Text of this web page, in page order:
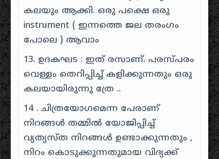
കലയും ആക്കി. ഒരു പക്ഷെ ഒരു
instrument ( ഇന്നത്തെ ജല തരംഗം
പോലെ ) ആവാം
13. ഉദകഘട : ഇത് രസാണ്. പരസ്പരം
വെള്ളം തെറിപ്പിച്ച് കളിക്കുന്നതും ഒരു
കലയായിരുന്നു ത്രേ ..
14 . ചിത്രയോഗമെന്ന പേരാണ്
നിറങ്ങൾ തമ്മിൽ യോജിപ്പിച്ച്
വ്യത്യസ്ത നിറങ്ങൾ ഉണ്ടാക്കുന്നതും ,
നിറം കൊടുക്കുന്നതുമായ വിദ്യക്ക്